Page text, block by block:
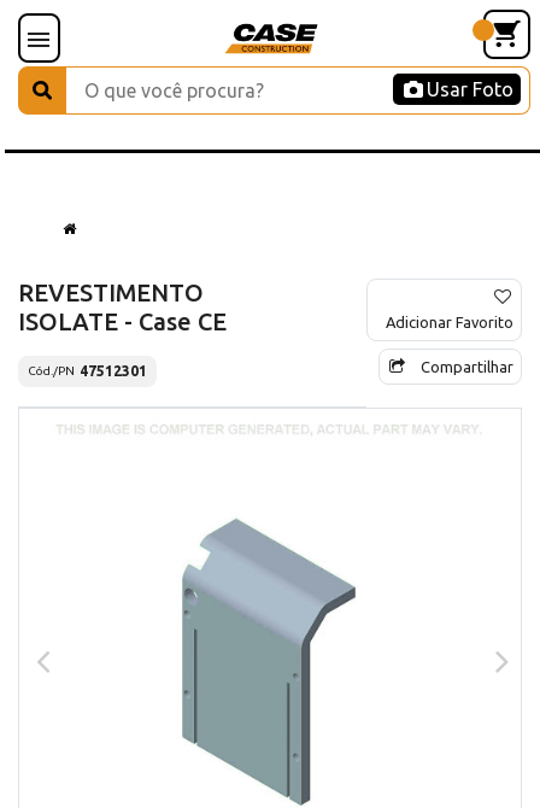
Usar Foto
REVESTIMENTO
ISOLATE - Case CE
Cód./PN 47512301
Adicionar Favorito
Compartilhar